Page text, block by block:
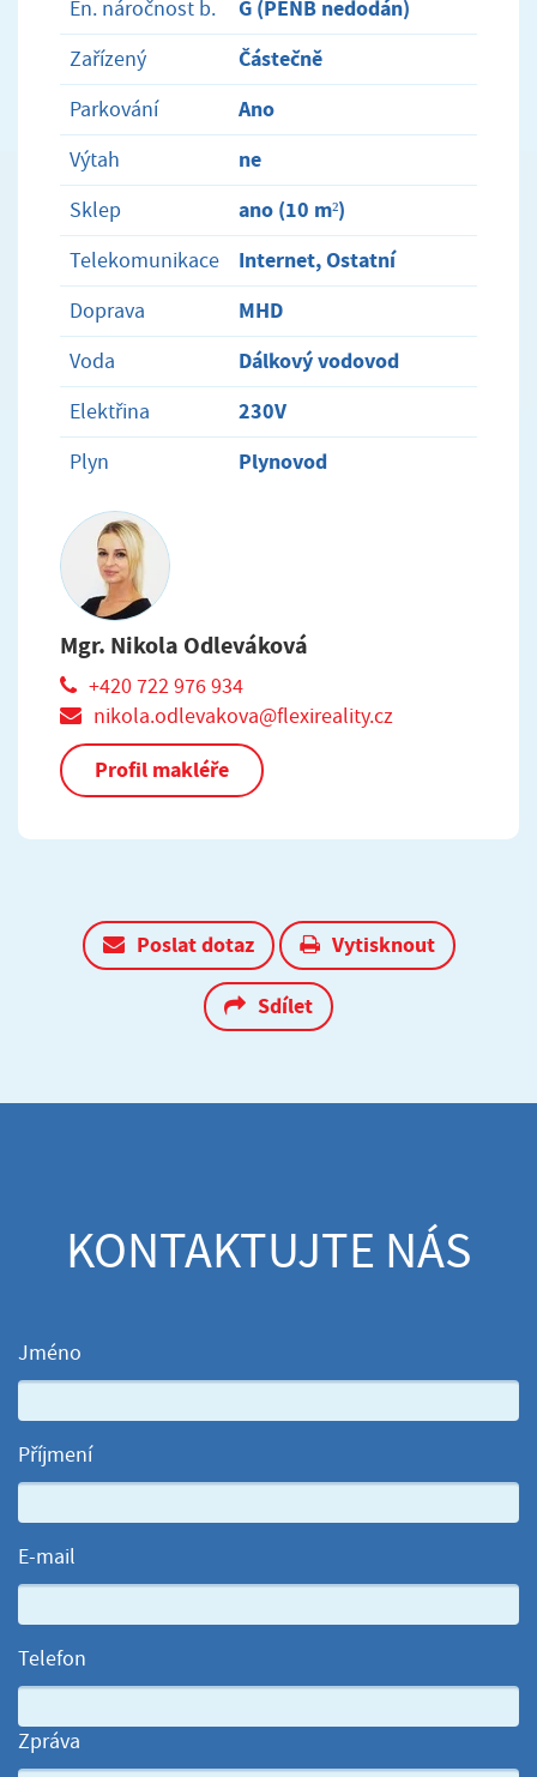
En. náročnost b. G (PENB nedodán)
Zařízený Částečně
Parkování Ano
Výtah ne
Sklep ano (10 m²)
Telekomunikace Internet, Ostatní
Doprava MHD
Voda Dálkový vodovod
Elektřina 230V
Plyn Plynovod
Mgr. Nikola Odleváková
+420 722 976 934
nikola.odlevakova@flexireality.cz
Profil makléře
Poslat dotaz Vytisknout
Sdílet
KONTAKTUJTE NÁS
Jméno
Příjmení
E-mail
Telefon
Zpráva